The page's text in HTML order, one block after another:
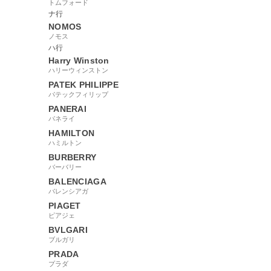
トムフォード
ナ行
NOMOS
ノモス
ハ行
Harry Winston
ハリーウィンストン
PATEK PHILIPPE
パテックフィリップ
PANERAI
パネライ
HAMILTON
ハミルトン
BURBERRY
バーバリー
BALENCIAGA
バレンシアガ
PIAGET
ピアジェ
BVLGARI
ブルガリ
PRADA
プラダ